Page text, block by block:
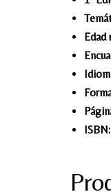
Edad
ISBN: